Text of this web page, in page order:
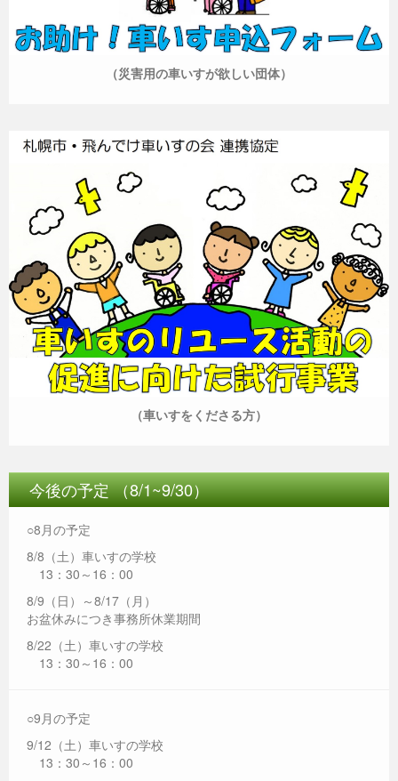
（災害用の車いすが欲しい団体）
（車いすをくださる方）
今後の予定 （8/1~9/30）
○8月の予定
8/8（土）車いすの学校
13：30～16：00
8/9（日）～8/17（月）
お盆休みにつき事務所休業期間
8/22（土）車いすの学校
13：30～16：00
○9月の予定
9/12（土）車いすの学校
13：30～16：00